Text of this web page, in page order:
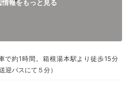
で約1時間。箱根湯本駅より徒歩15分
迎バスにて５分）